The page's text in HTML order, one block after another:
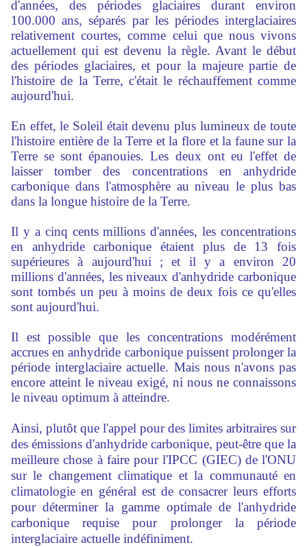
d'années, des périodes glaciaires durant environ
100.000 ans, séparés par les périodes interglaciaires
relativement courtes, comme celui que nous vivons
actuellement qui est devenu la règle. Avant le début
des périodes glaciaires, et pour la majeure partie de
l'histoire de la Terre, c'était le réchauffement comme
aujourd'hui.
En effet, le Soleil était devenu plus lumineux de toute
l'histoire entière de la Terre et la flore et la faune sur la
Terre se sont épanouies. Les deux ont eu l'effet de
laisser tomber des concentrations en anhydride
carbonique dans l'atmosphère au niveau le plus bas
dans la longue histoire de la Terre.
Il y a cinq cents millions d'années, les concentrations
en anhydride carbonique étaient plus de 13 fois
supérieures à aujourd'hui ; et il y a environ 20
millions d'années, les niveaux d'anhydride carbonique
sont tombés un peu à moins de deux fois ce qu'elles
sont aujourd'hui.
Il est possible que les concentrations modérément
accrues en anhydride carbonique puissent prolonger la
période interglaciaire actuelle. Mais nous n'avons pas
encore atteint le niveau exigé, ni nous ne connaissons
le niveau optimum à atteindre.
Ainsi, plutôt que l'appel pour des limites arbitraires sur
des émissions d'anhydride carbonique, peut-être que la
meilleure chose à faire pour l'IPCC (GIEC) de l'ONU
sur le changement climatique et la communauté en
climatologie en général est de consacrer leurs efforts
pour déterminer la gamme optimale de l'anhydride
carbonique requise pour prolonger la période
interglaciaire actuelle indéfiniment.